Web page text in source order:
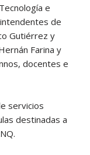
e
de
Gutiérrez y
Farina y
docentes e
servicios
destinadas a